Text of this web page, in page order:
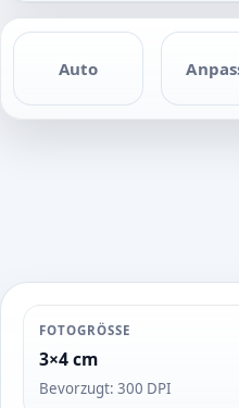
Auto
FOTOGRÖSSE
3×4 cm
Bevorzugt: 300 DPI